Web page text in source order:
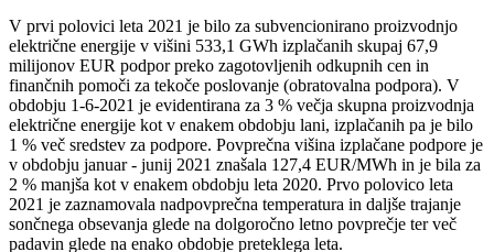
V prvi polovici leta 2021 je bilo za subvencionirano proizvodnjo
električne energije v višini 533,1 GWh izplačanih skupaj 67,9
milijonov EUR podpor preko zagotovljenih odkupnih cen in
finančnih pomoči za tekoče poslovanje (obratovalna podpora). V
obdobju 1-6-2021 je evidentirana za 3 % večja skupna proizvodnja
električne energije kot v enakem obdobju lani, izplačanih pa je bilo
1 % več sredstev za podpore. Povprečna višina izplačane podpore je
v obdobju januar - junij 2021 znašala 127,4 EUR/MWh in je bila za
2 % manjša kot v enakem obdobju leta 2020. Prvo polovico leta
2021 je zaznamovala nadpovprečna temperatura in daljše trajanje
sončnega obsevanja glede na dolgoročno letno povprečje ter več
padavin glede na enako obdobje preteklega leta.